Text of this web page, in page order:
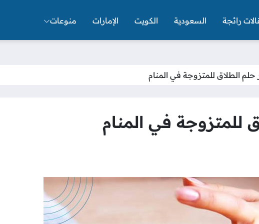
رائجة السعودية الكويت الإمارات منوعات
الطلاق للمتزوجة في المنام
للمتزوجة في المنام